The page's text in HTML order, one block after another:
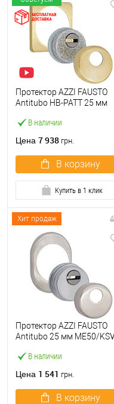
В наличии
Протектор AZZI FAUSTO
Antitubo HB-PATT 25 мм
квадратный латунь
Цена 7 938 грн.
В корзину
Купить в 1 клик
Хит продаж
В наличии
Протектор AZZI FAUSTO
Antitubo 25 мм ME50/
матовый
Цена 1 541 грн.
В корзину